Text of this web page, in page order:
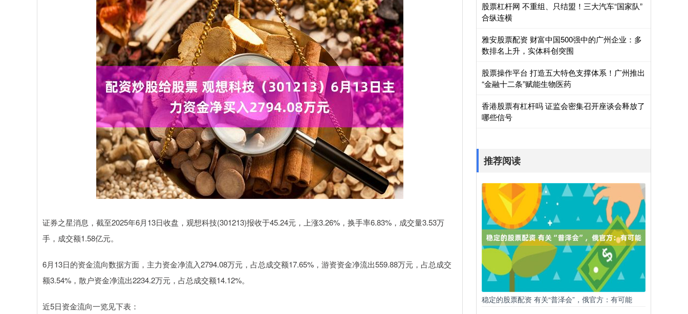
证券之星消息，截至2025年6月13日收盘，观想科技(301213)报收于45.24元，上涨3.26%，换手率6.83%，成交量3.53万
手，成交额1.58亿元。
6月13日的资金流向数据方面，主力资金净流入2794.08万元，占总成交额17.65%，游资资金净流出559.88万元，占总成交
额3.54%，散户资金净流出2234.2万元，占总成交额14.12%。
近5日资金流向一览见下表：
股票杠杆网 不重组、只结盟！三大汽车“国家队”
合纵连横
雅安股票配资 财富中国500强中的广州企业：多
数排名上升，实体科创突围
股票操作平台 打造五大特色支撑体系！广州推出
“金融十二条”赋能生物医药
香港股票有杠杆吗 证监会密集召开座谈会释放了
哪些信号
推荐阅读
稳定的股票配资 有关“普泽会”，俄官方：有可能